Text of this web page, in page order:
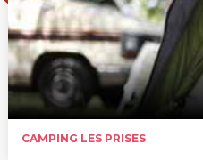
CAMPING LES PRISES